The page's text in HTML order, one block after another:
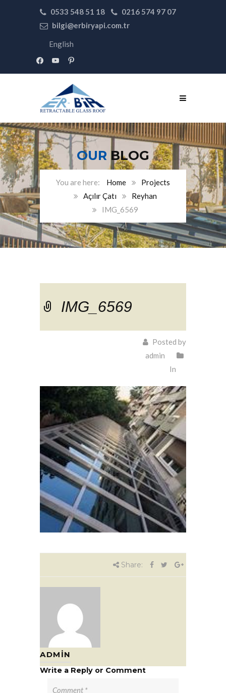
0533 548 51 18
0216 574 97 07
bilgi@erbiryapi.com.tr
English
facebookyoutubepinterest
OUR BLOG
Home
Projects
Açılır Çatı
Reyhan
IMG_6569
IMG_6569
Posted by
admin
In
Share:
ADMIN
Write a Reply or Comment